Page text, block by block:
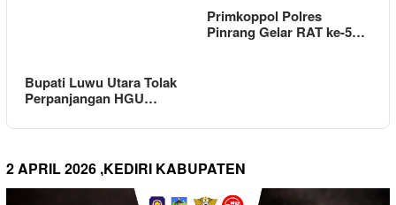
Bupati Luwu Utara Tolak
Perpanjangan HGU…
Primkoppol Polres
Pinrang Gelar RAT ke-5…
2 APRIL 2026 ,KEDIRI KABUPATEN